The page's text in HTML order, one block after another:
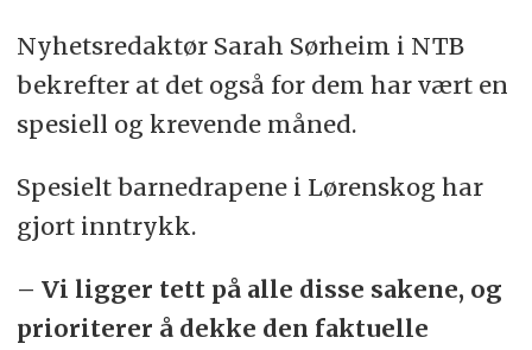
Nyhetsredaktør Sarah Sørheim i NTB
bekrefter at det også for dem har vært en
spesiell og krevende måned.
Spesielt barnedrapene i Lørenskog har
gjort inntrykk.
– Vi ligger tett på alle disse sakene, og
prioriterer å dekke den faktuelle